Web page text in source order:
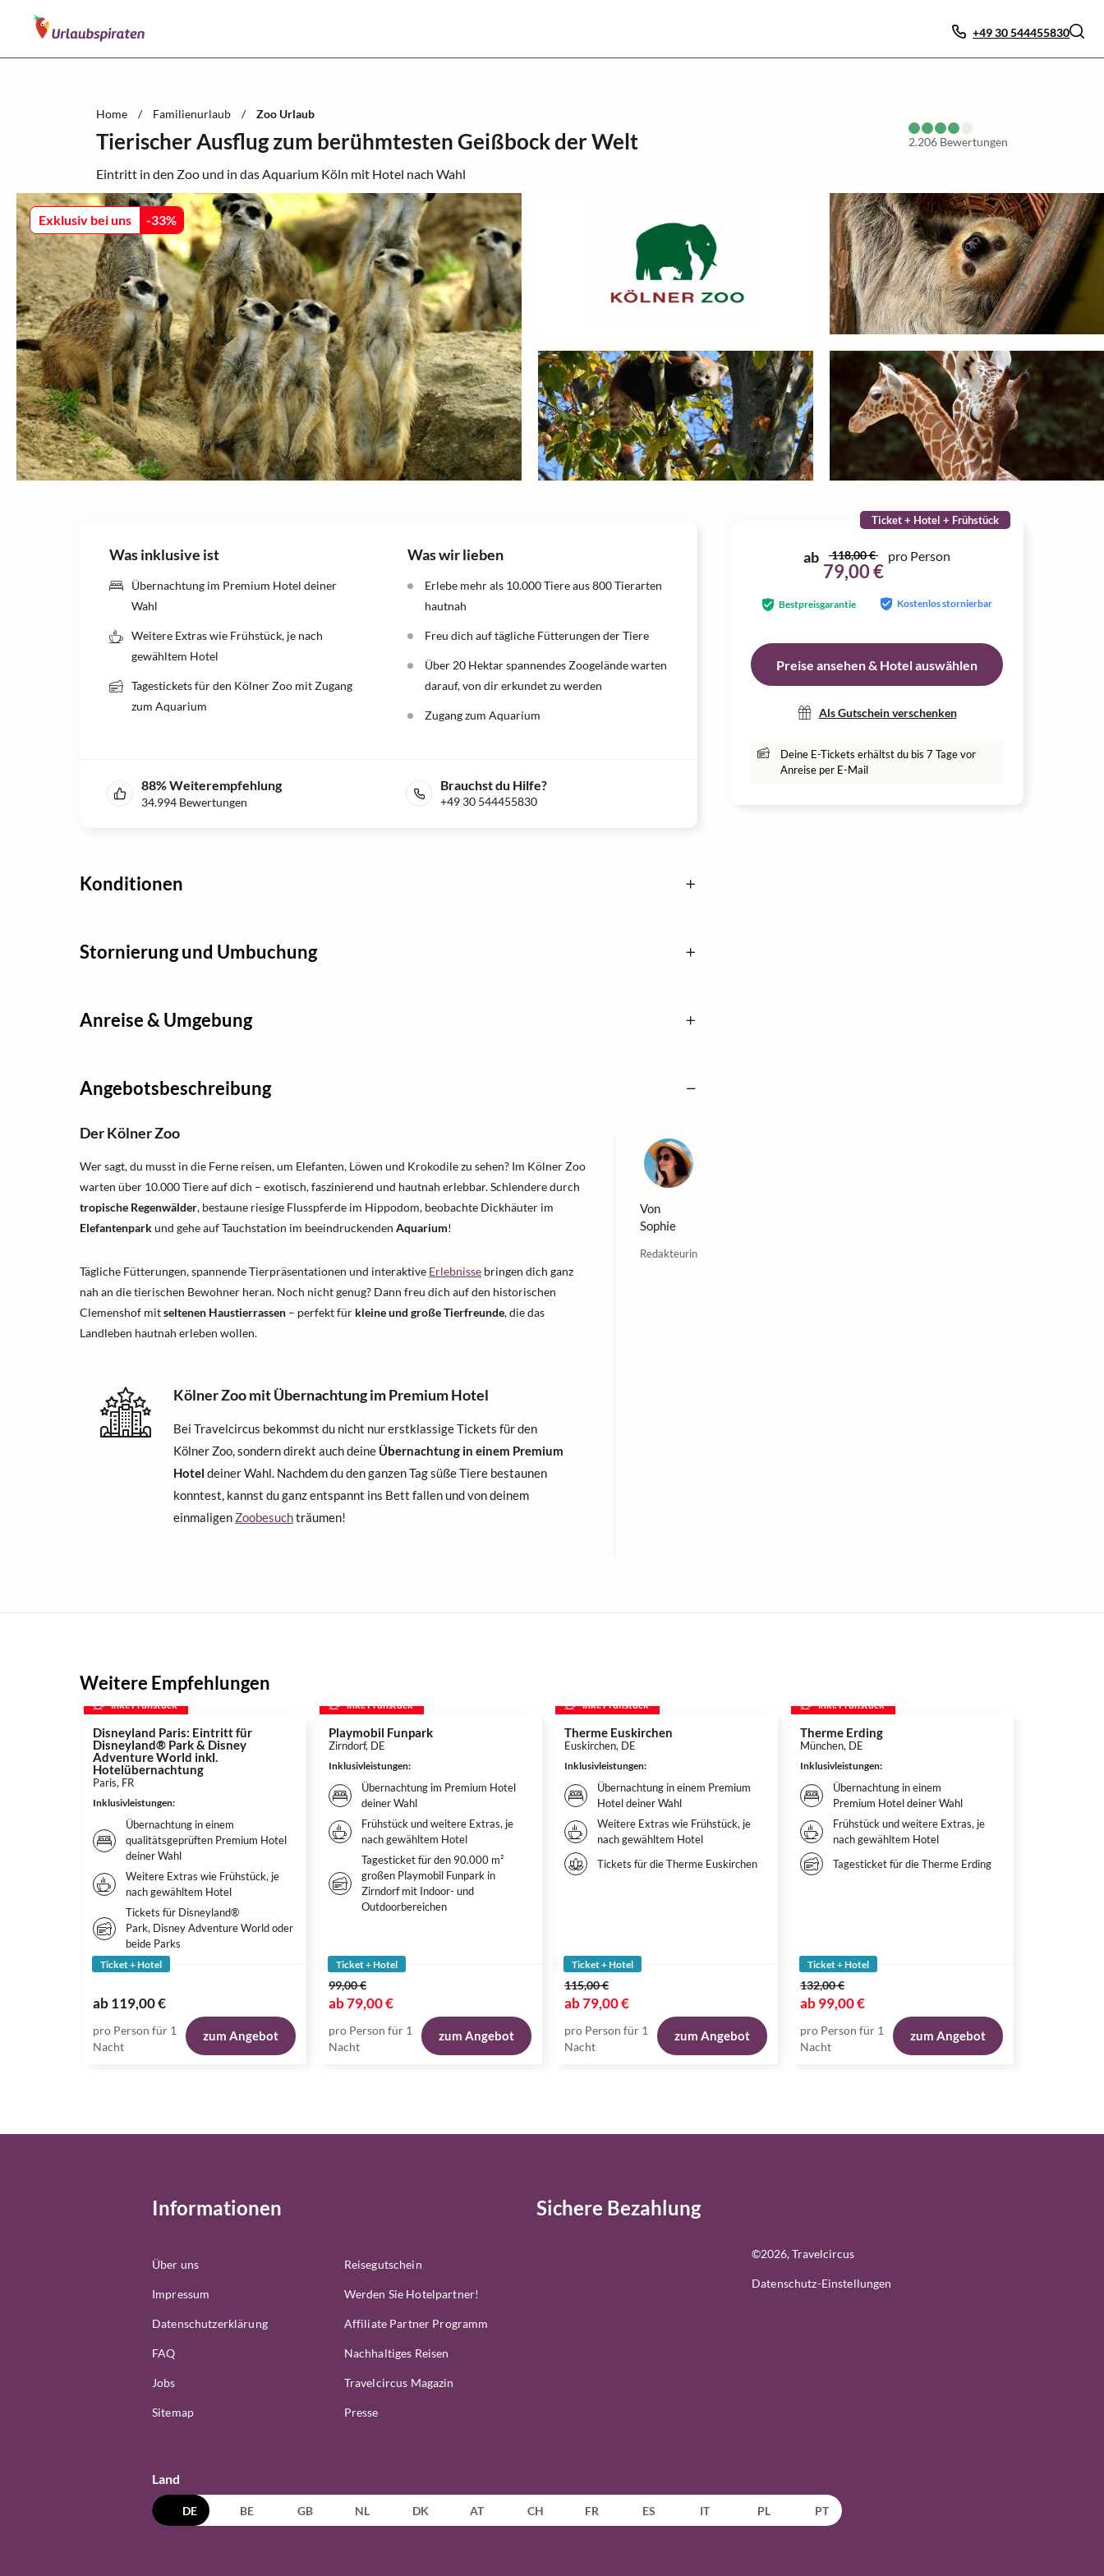
+49 30 544455830
Home / Familienurlaub / Zoo Urlaub
Tierischer Ausflug zum berühmtesten Geißbock der Welt 2.206 Bewertungen
Eintritt in den Zoo und in das Aquarium Köln mit Hotel nach Wahl
Exklusiv bei uns -33%
Ticket + Hotel + Frühstück
ab 118,00 €
79,00 €
pro Person
Bestpreisgarantie Kostenlos stornierbar
Preise ansehen & Hotel auswählen
Als Gutschein verschenken
Deine E-Tickets erhältst du bis 7 Tage vor
Anreise per E-Mail
Was inklusive ist
Übernachtung im Premium Hotel deiner
Wahl
Weitere Extras wie Frühstück, je nach
gewähltem Hotel
Tagestickets für den Kölner Zoo mit Zugang
zum Aquarium
Was wir lieben
Erlebe mehr als 10.000 Tiere aus 800 Tierarten
hautnah
Freu dich auf tägliche Fütterungen der Tiere
Über 20 Hektar spannendes Zoogelände warten
darauf, von dir erkundet zu werden
Zugang zum Aquarium
88%Weiterempfehlung
34.994 Bewertungen
Brauchst du Hilfe?
+49 30 544455830
Konditionen
Stornierung und Umbuchung
Anreise & Umgebung
Angebotsbeschreibung
Der Kölner Zoo
Wer sagt, du musst in die Ferne reisen, um Elefanten, Löwen und Krokodile zu sehen? Im Kölner Zoo
warten über 10.000 Tiere auf dich – exotisch, faszinierend und hautnah erlebbar. Schlendere durch
tropische Regenwälder, bestaune riesige Flusspferde im Hippodom, beobachte Dickhäuter im
Elefantenparkund gehe auf Tauchstation im beeindruckenden Aquarium!
Tägliche Fütterungen, spannende Tierpräsentationen und interaktive Erlebnisse bringen dich ganz
nah an die tierischen Bewohner heran. Noch nicht genug? Dann freu dich auf den historischen
Clemenshof mitseltenen Haustierrassen – perfekt für kleine und große Tierfreunde, die das
Landleben hautnah erleben wollen.
Kölner Zoo mit Übernachtung im Premium Hotel
Bei Travelcircus bekommst du nicht nur erstklassige Tickets für den
Kölner Zoo, sondern direkt auch deine Übernachtung in einem Premium
Hotel deiner Wahl. Nachdem du den ganzen Tag süße Tiere bestaunen
konntest, kannst du ganz entspannt ins Bett fallen und von deinem
einmaligen Zoobesuchträumen!
Von
Sophie
Redakteurin
Weitere Empfehlungen
inkl. Frühstück
Disneyland Paris: Eintritt für
Disneyland® Park & Disney
Adventure World inkl.
Hotelübernachtung
Paris, FR
Inklusivleistungen:
Übernachtung in einem
qualitätsgeprüften Premium Hotel
deiner Wahl
Weitere Extras wie Frühstück, je
nach gewähltem Hotel
Tickets für Disneyland®
Park, Disney Adventure World oder
beide Parks
Ticket + Hotel
ab119,00 €
pro Person für 1
Nacht
zum Angebot
inkl. Frühstück
Playmobil Funpark
Zirndorf, DE
Inklusivleistungen:
Übernachtung im Premium Hotel
deiner Wahl
Frühstück und weitere Extras, je
nach gewähltem Hotel
Tagesticket für den 90.000 m²
großen Playmobil Funpark in
Zirndorf mit Indoor- und
Outdoorbereichen
Ticket + Hotel
99,00 €
ab79,00 €
pro Person für 1
Nacht
zum Angebot
inkl. Frühstück
Therme Euskirchen
Euskirchen, DE
Inklusivleistungen:
Übernachtung in einem Premium
Hotel deiner Wahl
Weitere Extras wie Frühstück, je
nach gewähltem Hotel
Tickets für die Therme Euskirchen
Ticket + Hotel
115,00 €
ab79,00 €
pro Person für 1
Nacht
zum Angebot
inkl. Frühstück
Therme Erding
München, DE
Inklusivleistungen:
Übernachtung in einem
Premium Hotel deiner Wahl
Frühstück und weitere Extras, je
nach gewähltem Hotel
Tagesticket für die Therme Erding
Ticket + Hotel
132,00 €
ab99,00 €
pro Person für 1
Nacht
zum Angebot
Informationen
Über uns
Impressum
Datenschutzerklärung
FAQ
Jobs
Sitemap
Reisegutschein
Werden Sie Hotelpartner!
Affiliate Partner Programm
Nachhaltiges Reisen
Travelcircus Magazin
Presse
Sichere Bezahlung
©2026, Travelcircus
Datenschutz-Einstellungen
Land
DE BE GB NL DK AT CH FR ES IT PL PT